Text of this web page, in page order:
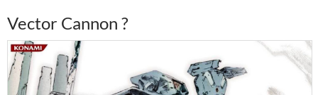
Vector Cannon ?